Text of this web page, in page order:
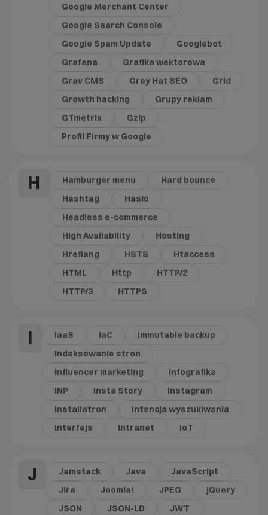
Google Merchant Center
Google Search Console
Google Spam Update
Googlebot
Grafana
Grafika wektorowa
Grav CMS
Grey Hat SEO
Grid
Growth hacking
Grupy reklam
GTmetrix
Gzip
Profil Firmy w Google
H Hamburger menu
Hard bounce
Hashtag
Hasło
Headless e-commerce
High Availability
Hosting
Hreflang
HSTS
Htaccess
HTML
Http
HTTP/2
HTTP/3
HTTPS
I IaaS IaC
Immutable backup
Indeksowanie stron
Influencer marketing
Infografika
INP
Insta Story
Instagram
Installatron
Intencja wyszukiwania
Interfejs
Intranet IoT
J Jamstack Java
JavaScript
Jira
Joomla! JPEG
jQuery
JSON
JSON-LD JWT